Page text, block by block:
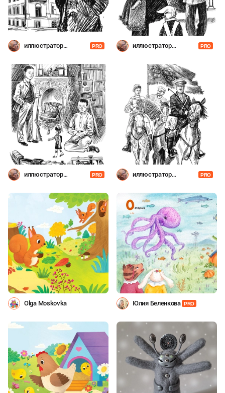
иллюстратор
PRO
иллюстратор
PRO
иллюстратор
PRO
иллюстратор
PRO
Olga Moskovka Юлия Беленкова PRO